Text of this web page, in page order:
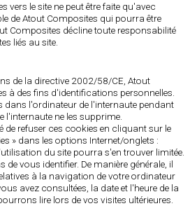
vers le site ne peut être faite qu'avec
de Atout Composites qui pourra être
Composites décline toute responsabilité
liés au site.
de la directive 2002/58/CE, Atout
à des fins d'identifications personnelles.
dans l'ordinateur de l'internaute pendant
ne les supprime.
de refuser ces cookies en cliquant sur le
» dans les options Internet/onglets :
du site pourra s'en trouver limitée.
de vous identifier. De manière générale, il
à la navigation de votre ordinateur
avez consultées, la date et l'heure de la
lire lors de vos visites ultérieures.